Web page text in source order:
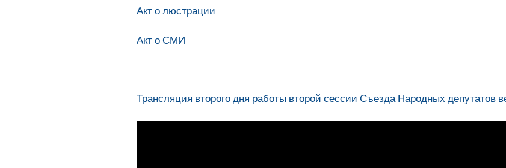
Акт о люстрации
Акт о СМИ
Трансляция второго дня работы второй сессии Съезда Народных депутатов